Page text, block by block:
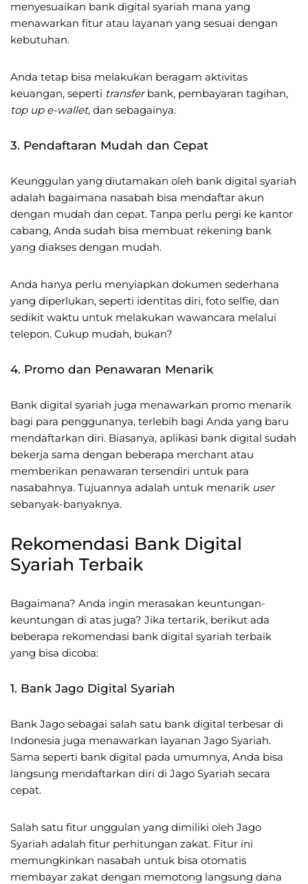
menyesuaikan bank digital syariah mana yang
menawarkan fitur atau layanan yang sesuai dengan
kebutuhan.
Anda tetap bisa melakukan beragam aktivitas
keuangan, seperti transferbank, pembayaran tagihan,
top up e-wallet, dan sebagainya.
3. Pendaftaran Mudah dan Cepat
Keunggulan yang diutamakan oleh bank digital syariah
adalah bagaimana nasabah bisa mendaftar akun
dengan mudah dan cepat. Tanpa perlu pergi ke kantor
cabang, Anda sudah bisa membuat rekening bank
yang diakses dengan mudah.
Anda hanya perlu menyiapkan dokumen sederhana
yang diperlukan, seperti identitas diri, foto selfie, dan
sedikit waktu untuk melakukan wawancara melalui
telepon. Cukup mudah, bukan?
4. Promo dan Penawaran Menarik
Bank digital syariah juga menawarkan promo menarik
bagi para penggunanya, terlebih bagi Anda yang baru
mendaftarkan diri. Biasanya, aplikasi bank digital sudah
bekerja sama dengan beberapa merchant atau
memberikan penawaran tersendiri untuk para
nasabahnya. Tujuannya adalah untuk menarik user
sebanyak-banyaknya.
Rekomendasi Bank Digital
Syariah Terbaik
Bagaimana? Anda ingin merasakan keuntungan-
keuntungan di atas juga? Jika tertarik, berikut ada
beberapa rekomendasi bank digital syariah terbaik
yang bisa dicoba:
1. Bank Jago Digital Syariah
Bank Jago sebagai salah satu bank digital terbesar di
Indonesia juga menawarkan layanan Jago Syariah.
Sama seperti bank digital pada umumnya, Anda bisa
langsung mendaftarkan diri di Jago Syariah secara
cepat.
Salah satu fitur unggulan yang dimiliki oleh Jago
Syariah adalah fitur perhitungan zakat. Fitur ini
memungkinkan nasabah untuk bisa otomatis
membayar zakat dengan memotong langsung dana